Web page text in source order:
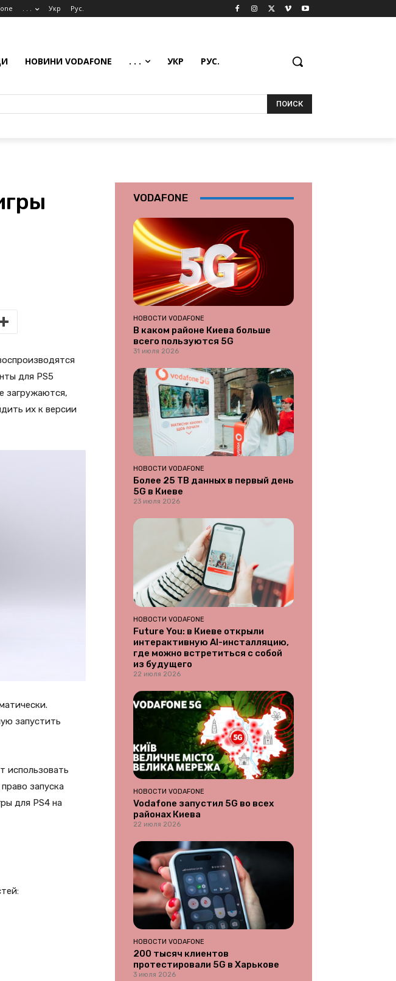
. . . Укр Рус.
НОВИНИ VODAFONE . . . УКР РУС.
ПОИСК
для PS5
загружаются,
их к версии
запустить
использовать
запуска
для PS4 на
VODAFONE
НОВОСТИ VODAFONE
В каком районе Киева больше
всего пользуются 5G
31 июля 2026
НОВОСТИ VODAFONE
Более 25 ТВ данных в первый день
5G в Киеве
23 июля 2026
НОВОСТИ VODAFONE
Future You: в Киеве открыли
интерактивную AI-инсталляцию,
где можно встретиться с собой
из будущего
22 июля 2026
НОВОСТИ VODAFONE
Vodafone запустил 5G во всех
районах Киева
22 июля 2026
НОВОСТИ VODAFONE
200 тысяч клиентов
протестировали 5G в Харькове
3 июля 2026